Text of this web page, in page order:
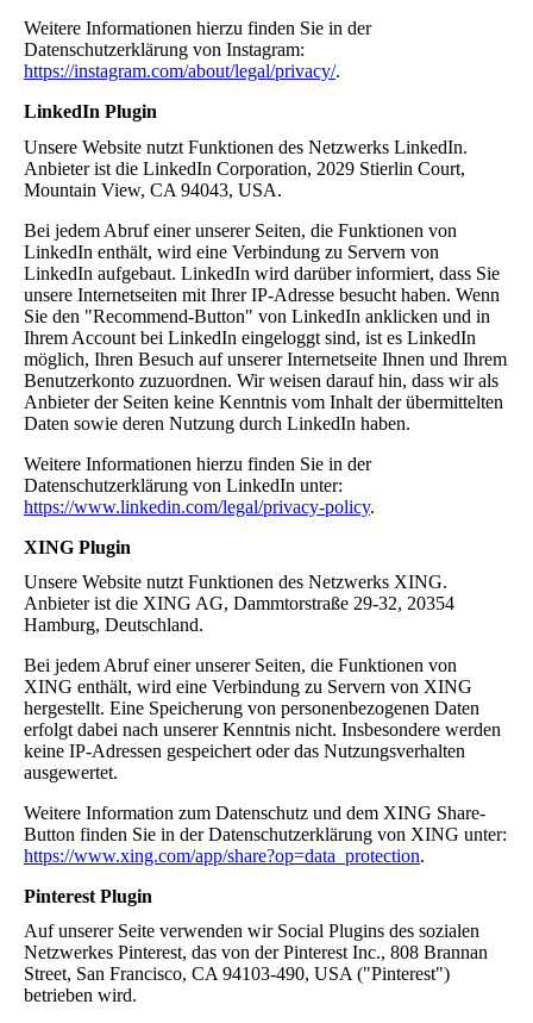
Weitere Informationen hierzu finden Sie in der
Datenschutzerklärung von Instagram:
https://instagram.com/about/legal/privacy/.
LinkedIn Plugin
Unsere Website nutzt Funktionen des Netzwerks LinkedIn.
Anbieter ist die LinkedIn Corporation, 2029 Stierlin Court,
Mountain View, CA 94043, USA.
Bei jedem Abruf einer unserer Seiten, die Funktionen von
LinkedIn enthält, wird eine Verbindung zu Servern von
LinkedIn aufgebaut. LinkedIn wird darüber informiert, dass Sie
unsere Internetseiten mit Ihrer IP-Adresse besucht haben. Wenn
Sie den "Recommend-Button" von LinkedIn anklicken und in
Ihrem Account bei LinkedIn eingeloggt sind, ist es LinkedIn
möglich, Ihren Besuch auf unserer Internetseite Ihnen und Ihrem
Benutzerkonto zuzuordnen. Wir weisen darauf hin, dass wir als
Anbieter der Seiten keine Kenntnis vom Inhalt der übermittelten
Daten sowie deren Nutzung durch LinkedIn haben.
Weitere Informationen hierzu finden Sie in der
Datenschutzerklärung von LinkedIn unter:
https://www.linkedin.com/legal/privacy-policy.
XING Plugin
Unsere Website nutzt Funktionen des Netzwerks XING.
Anbieter ist die XING AG, Dammtorstraße 29-32, 20354
Hamburg, Deutschland.
Bei jedem Abruf einer unserer Seiten, die Funktionen von
XING enthält, wird eine Verbindung zu Servern von XING
hergestellt. Eine Speicherung von personenbezogenen Daten
erfolgt dabei nach unserer Kenntnis nicht. Insbesondere werden
keine IP-Adressen gespeichert oder das Nutzungsverhalten
ausgewertet.
Weitere Information zum Datenschutz und dem XING Share-
Button finden Sie in der Datenschutzerklärung von XING unter:
https://www.xing.com/app/share?op=data_protection.
Pinterest Plugin
Auf unserer Seite verwenden wir Social Plugins des sozialen
Netzwerkes Pinterest, das von der Pinterest Inc., 808 Brannan
Street, San Francisco, CA 94103-490, USA ("Pinterest")
betrieben wird.